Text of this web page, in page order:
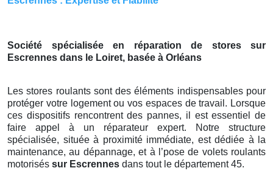
Société spécialisée en réparation de stores sur
Escrennes dans le Loiret, basée à Orléans
Les stores roulants sont des éléments indispensables pour
protéger votre logement ou vos espaces de travail. Lorsque
ces dispositifs rencontrent des pannes, il est essentiel de
faire appel à un réparateur expert. Notre structure
spécialisée, située à proximité immédiate, est dédiée à la
maintenance, au dépannage, et à l’pose de volets roulants
motorisés sur Escrennes dans tout le département 45.